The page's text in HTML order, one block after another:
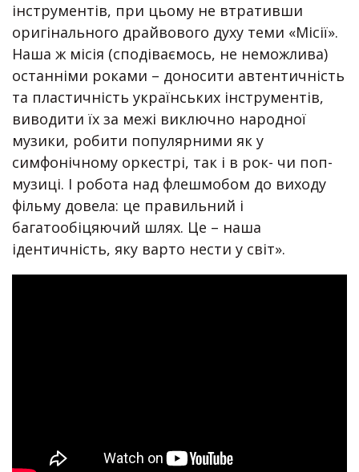
інструментів, при цьому не втративши
оригінального драйвового духу теми «Місії».
Наша ж місія (сподіваємось, не неможлива)
останніми роками – доносити автентичність
та пластичність українських інструментів,
виводити їх за межі виключно народної
музики, робити популярними як у
симфонічному оркестрі, так і в рок- чи поп-
музиці. І робота над флешмобом до виходу
фільму довела: це правильний і
багатообіцяючий шлях. Це – наша
ідентичність, яку варто нести у світ».